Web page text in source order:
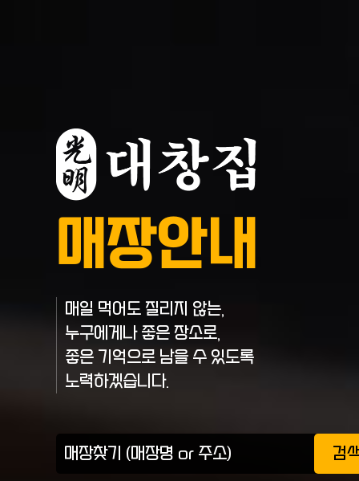
매장안내
매일 먹어도 질리지 않는,
누구에게나 좋은 장소로,
좋은 기억으로 남을 수 있도록
노력하겠습니다.
검